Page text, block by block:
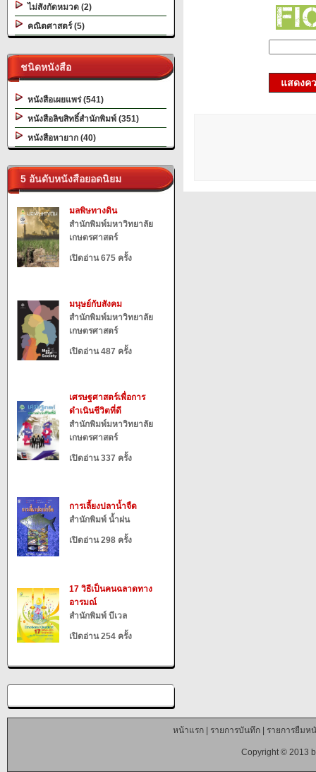
ไม่สังกัดหมวด (2)
คณิตศาสตร์ (5)
ชนิดหนังสือ
หนังสือเผยแพร่ (541)
หนังสือลิขสิทธิ์สำนักพิมพ์ (351)
หนังสือหายาก (40)
5 อันดับหนังสือยอดนิยม
มลพิษทางดิน
สำนักพิมพ์มหาวิทยาลัย
เกษตรศาสตร์
เปิดอ่าน 675 ครั้ง
มนุษย์กับสังคม
สำนักพิมพ์มหาวิทยาลัย
เกษตรศาสตร์
เปิดอ่าน 487 ครั้ง
เศรษฐศาสตร์เพื่อการ
ดำเนินชีวิตที่ดี
สำนักพิมพ์มหาวิทยาลัย
เกษตรศาสตร์
เปิดอ่าน 337 ครั้ง
การเลี้ยงปลาน้ำจืด
สำนักพิมพ์ น้ำฝน
เปิดอ่าน 298 ครั้ง
17 วิธีเป็นคนฉลาดทาง
อารมณ์
สำนักพิมพ์ บีเวล
เปิดอ่าน 254 ครั้ง
แสดงค
หน้าแรก| รายการบันทึก| รายการยืมห
Copyright © 2013